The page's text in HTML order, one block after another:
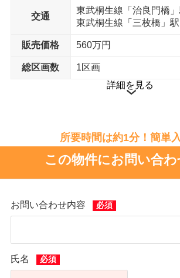
交通
東武桐生線「治良門橋
東武桐生線「三枚橋」
販売価格 560万円
総区画数
1区画
詳細を見る
所要時間は約1分！簡単
この物件にお問い合わ
お問い合わせ内容
氏名